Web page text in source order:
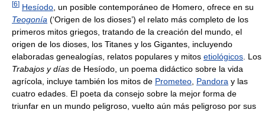
[6] Hesíodo , un posible contemporáneo de Homero, ofrece en su
Teogonía (‘Origen de los dioses’) el relato más completo de los
primeros mitos griegos, tratando de la creación del mundo, el
origen de los dioses, los Titanes y los Gigantes, incluyendo
elaboradas genealogías, relatos populares y mitos etiológicos . Los
Trabajos y días de Hesíodo, un poema didáctico sobre la vida
agrícola, incluye también los mitos de Prometeo Pandora y las
cuatro edades. El poeta da consejo sobre la mejor forma de
triunfar en un mundo peligroso, vuelto aún más peligroso por sus